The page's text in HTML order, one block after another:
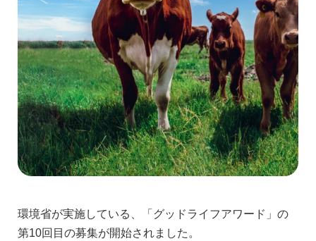
環境省が実施している、「グッドライフアワード」の
第10回目の募集が開始されました。